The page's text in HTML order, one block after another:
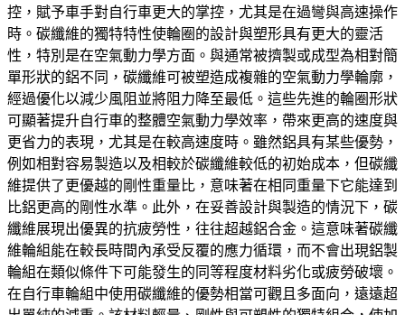
控，賦予車手對自行車更大的掌控，尤其是在過彎與高速操作
時。碳纖維的獨特特性使輪圈的設計與塑形具有更大的靈活
性，特別是在空氣動力學方面。與通常被擠製或成型為相對簡
單形狀的鋁不同，碳纖維可被塑造成複雜的空氣動力學輪廓，
經過優化以減少風阻並將阻力降至最低。這些先進的輪圈形狀
可顯著提升自行車的整體空氣動力學效率，帶來更高的速度與
更省力的表現，尤其是在較高速度時。雖然鋁具有某些優勢，
例如相對容易製造以及相較於碳纖維較低的初始成本，但碳纖
維提供了更優越的剛性重量比，意味著在相同重量下它能達到
比鋁更高的剛性水準。此外，在妥善設計與製造的情況下，碳
纖維展現出優異的抗疲勞性，往往超越鋁合金。這意味著碳纖
維輪組能在較長時間內承受反覆的應力循環，而不會出現鋁製
輪組在類似條件下可能發生的同等程度材料劣化或疲勞破壞。
在自行車輪組中使用碳纖維的優勢相當可觀且多面向，遠遠超